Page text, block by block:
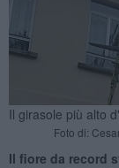
Il girasole più alto
Foto di:
Il fiore da record